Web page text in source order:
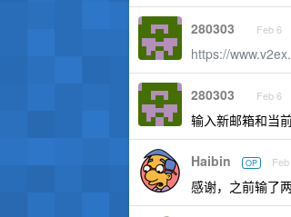
280303 Feb 6
https://
280303 Feb 6
输入新邮箱和当
Haibin OP
感谢，之前输了